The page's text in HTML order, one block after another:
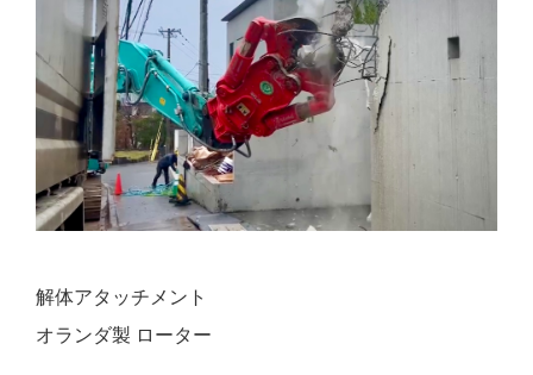
解体アタッチメント
オランダ製 ローター